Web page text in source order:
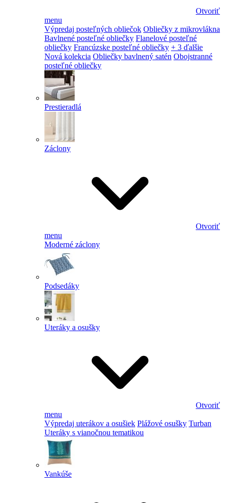
Otvoriť
menu
Výpredaj posteľných obliečok Obliečky z mikrovlákna
Bavlnené posteľné obliečky Flanelové posteľné
obliečky Francúzske posteľné obliečky + 3 ďalšie
Nová kolekcia Obliečky bavlnený satén Obojstranné
posteľné obliečky
Prestieradlá
Záclony
Otvoriť
menu
Moderné záclony
Podsedáky
Uteráky a osušky
Otvoriť
menu
Výpredaj uterákov a osušiek Plážové osušky Turban
Uteráky s vianočnou tematikou
Vankúše